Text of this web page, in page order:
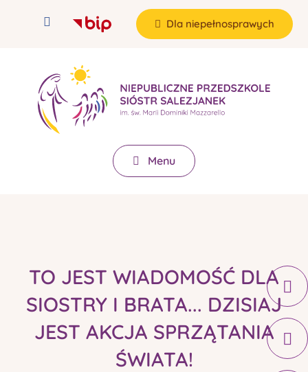
Dla niepełnosprawych
Menu
TO JEST WIADOMOŚĆ DLA
SIOSTRY I BRATA... DZISIAJ
JEST AKCJA SPRZĄTANIA
ŚWIATA!